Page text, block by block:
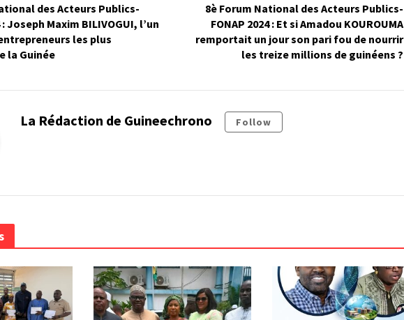
des Acteurs Publics-
: Joseph Maxim BILIVOGUI, l’un
les plus
la Guinée
8è Forum National des Acteurs Publics-
FONAP 2024 : Et si Amadou KOUROUMA
remportait un jour son pari fou de nourrir
les treize millions de guinéens ?
La Rédaction de Guineechrono Follow